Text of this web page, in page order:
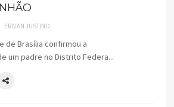
ERIVAN JUSTINO
de Brasília confirmou a
um padre no Distrito Federa...